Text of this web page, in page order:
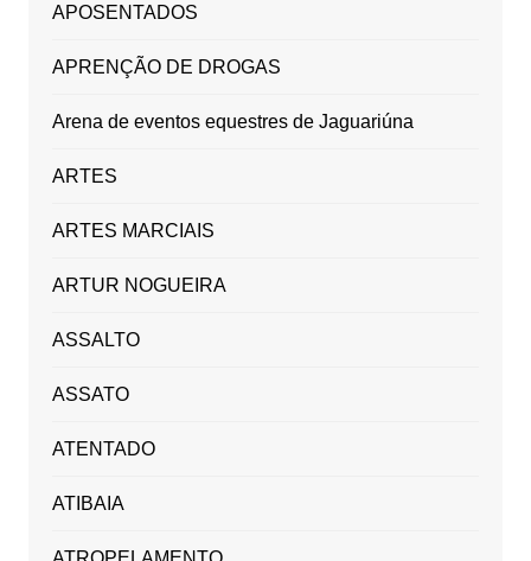
APOSENTADOS
APRENÇÃO DE DROGAS
Arena de eventos equestres de Jaguariúna
ARTES
ARTES MARCIAIS
ARTUR NOGUEIRA
ASSALTO
ASSATO
ATENTADO
ATIBAIA